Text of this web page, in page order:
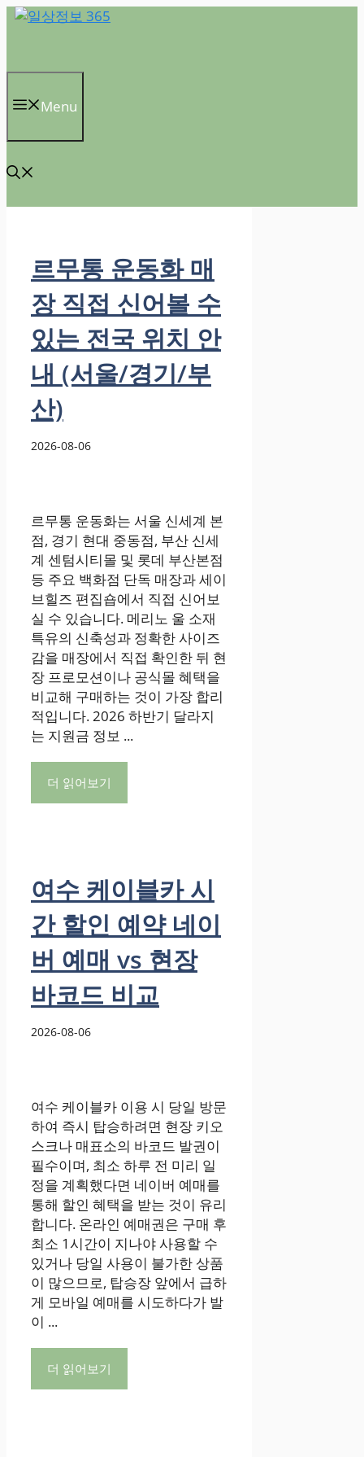
컨
로
너
Menu
르무통 운동화 매
장 직접 신어볼 수
있는 전국 위치 안
내 (서울/경기/부
산)
2026-08-06
르무통 운동화는 서울 신세계 본
점, 경기 현대 중동점, 부산 신세
계 센텀시티몰 및 롯데 부산본점
등 주요 백화점 단독 매장과 세이
브힐즈 편집숍에서 직접 신어보
실 수 있습니다. 메리노 울 소재
특유의 신축성과 정확한 사이즈
감을 매장에서 직접 확인한 뒤 현
장 프로모션이나 공식몰 혜택을
비교해 구매하는 것이 가장 합리
적입니다. 2026 하반기 달라지
는 지원금 정보 ...
더 읽어보기
여수 케이블카 시
간 할인 예약 네이
버 예매 vs 현장
바코드 비교
2026-08-06
여수 케이블카 이용 시 당일 방문
하여 즉시 탑승하려면 현장 키오
스크나 매표소의 바코드 발권이
필수이며, 최소 하루 전 미리 일
정을 계획했다면 네이버 예매를
통해 할인 혜택을 받는 것이 유리
합니다. 온라인 예매권은 구매 후
최소 1시간이 지나야 사용할 수
있거나 당일 사용이 불가한 상품
이 많으므로, 탑승장 앞에서 급하
게 모바일 예매를 시도하다가 발
이 ...
더 읽어보기